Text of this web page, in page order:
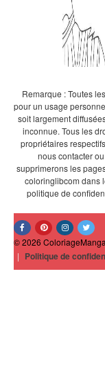
Remarque : Toutes
pour un usage
soit largement
inconnue. Tous les
propriétaires
nous contacter
supprimerons les
coloringlibcom dans
politique de
© 2026
| Politique de